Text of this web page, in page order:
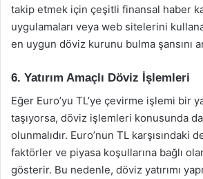
takip etmek için çeşitli finansal haber
uygulamaları veya web sitelerini
en uygun döviz kurunu bulma şansını
6. Yatırım Amaçlı Döviz İşlemleri
Eğer Euro’yu TL’ye çevirme işlemi bir
taşıyorsa, döviz işlemleri konusunda
olunmalıdır. Euro’nun TL karşısındaki
faktörler ve piyasa koşullarına bağlı
gösterir. Bu nedenle, döviz yatırımı